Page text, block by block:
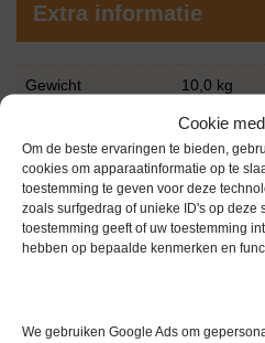
Cookie
Om de beste ervaringen te bieden,
cookies om apparaatinformatie op te
toestemming te geven voor deze
zoals surfgedrag of unieke ID's op deze
toestemming geeft of uw toestemming
hebben op bepaalde kenmerken en
We gebruiken Google Ads om
Extra informatie
Gewicht 10,0 kg
6 maanden
Conditie Nieuw in
Merk Gerhardt